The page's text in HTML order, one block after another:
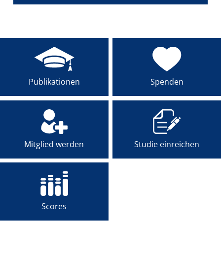
PREISE
Publikationen Spenden
Mitglied werden Studie einreichen
Scores